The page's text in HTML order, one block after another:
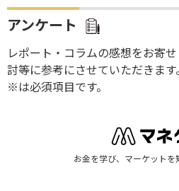
アンケート
レポート・コラムの感想をお寄
討等に参考にさせていただきます。
※は必須項目です。
お金を学び、マーケットを